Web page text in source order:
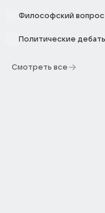
Философский вопрос
Политические
Смотреть все